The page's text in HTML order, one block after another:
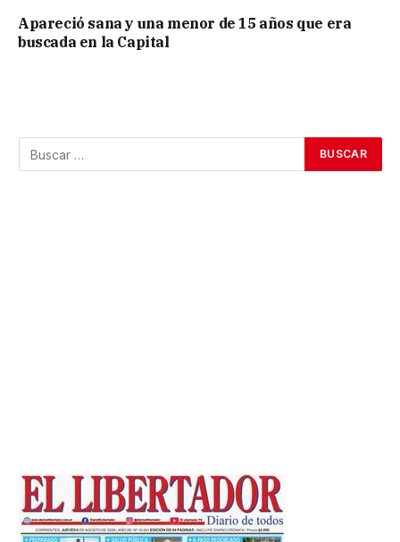
Apareció sana y una menor de 15 años que era
buscada en la Capital